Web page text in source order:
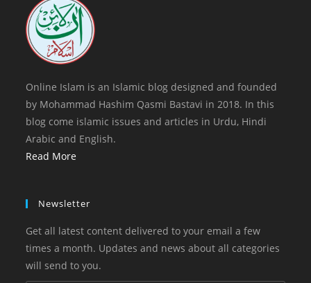
tab
Online Islam is an Islamic blog designed and founded
by Mohammad Hashim Qasmi Bastavi in 2018. In this
blog come islamic issues and articles in Urdu, Hindi
Arabic and English.
Read More
Newsletter
Get all latest content delivered to your email a few
times a month. Updates and news about all categories
will send to you.